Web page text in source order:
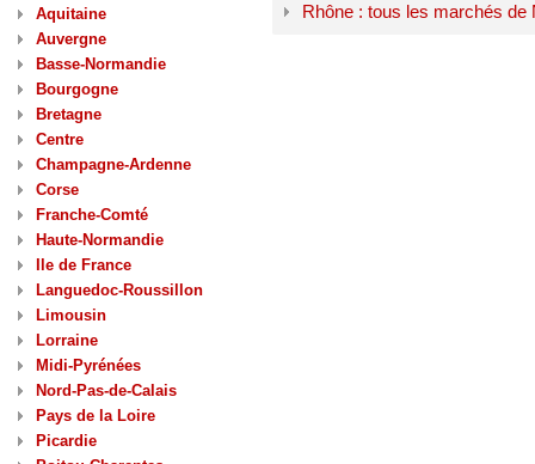
Aquitaine
Auvergne
Basse-Normandie
Bourgogne
Bretagne
Centre
Champagne-Ardenne
Corse
Franche-Comté
Haute-Normandie
Ile de France
Languedoc-Roussillon
Limousin
Lorraine
Midi-Pyrénées
Nord-Pas-de-Calais
Pays de la Loire
Picardie
Rhône : tous les marchés de